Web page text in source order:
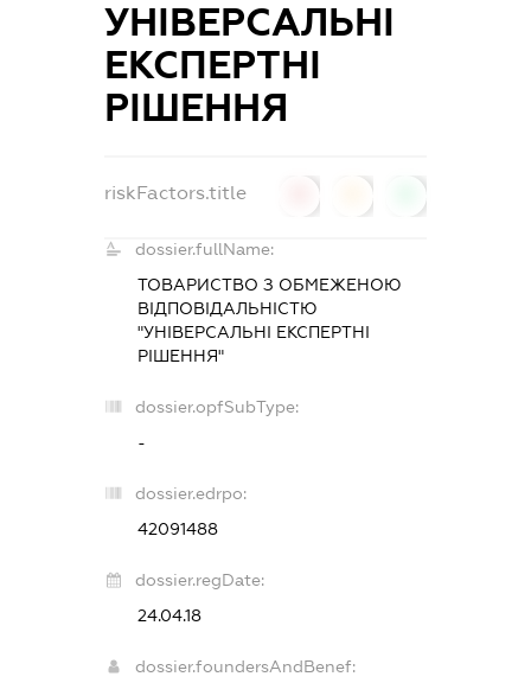
УНІВЕРСАЛЬНІ
ЕКСПЕРТНІ
РІШЕННЯ
riskFactors.title
dossier.fullName:
ТОВАРИСТВО З ОБМЕЖЕНОЮ
ВІДПОВІДАЛЬНІСТЮ
"УНІВЕРСАЛЬНІ ЕКСПЕРТНІ
РІШЕННЯ"
dossier.opfSubType:
-
dossier.edrpo:
42091488
dossier.regDate:
24.04.18
dossier.foundersAndBenef: